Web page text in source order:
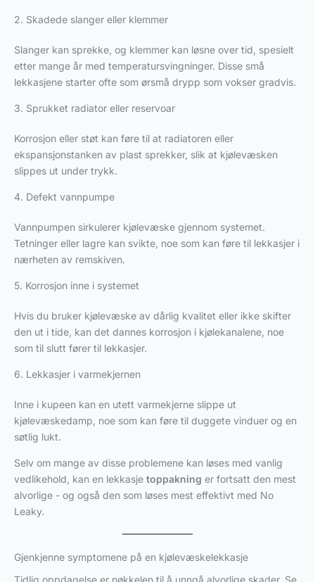
2. Skadede slanger eller klemmer
Slanger kan sprekke, og klemmer kan løsne over tid, spesielt
etter mange år med temperatursvingninger. Disse små
lekkasjene starter ofte som ørsmå drypp som vokser gradvis.
3. Sprukket radiator eller reservoar
Korrosjon eller støt kan føre til at radiatoren eller
ekspansjonstanken av plast sprekker, slik at kjølevæsken
slippes ut under trykk.
4. Defekt vannpumpe
Vannpumpen sirkulerer kjølevæske gjennom systemet.
Tetninger eller lagre kan svikte, noe som kan føre til lekkasjer i
nærheten av remskiven.
5. Korrosjon inne i systemet
Hvis du bruker kjølevæske av dårlig kvalitet eller ikke skifter
den ut i tide, kan det dannes korrosjon i kjølekanalene, noe
som til slutt fører til lekkasjer.
6. Lekkasjer i varmekjernen
Inne i kupeen kan en utett varmekjerne slippe ut
kjølevæskedamp, noe som kan føre til duggete vinduer og en
søtlig lukt.
Selv om mange av disse problemene kan løses med vanlig
vedlikehold, kan en lekkasje toppakning er fortsatt den mest
alvorlige - og også den som løses mest effektivt med No
Leaky.
Gjenkjenne symptomene på en kjølevæskelekkasje